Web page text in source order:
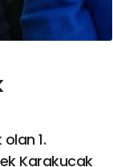
1.
Karakucak